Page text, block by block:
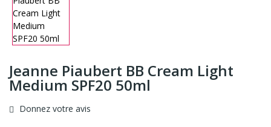
Jeanne Piaubert BB Cream Light
Medium SPF20 50ml
Donnez votre avis